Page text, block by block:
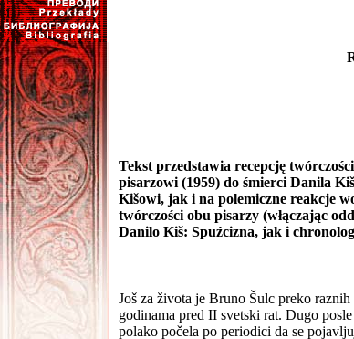
Tekst przedstawia recepcję
pisarzowi (1959) do śmierci Danila
Kišowi, jak i na polemiczne reakcje
twórczości obu pisarzy (włączając
Danilo Kiš: Spuźcizna, jak i
Još za života je Bruno Šulc preko
godinama pred II svetski rat. Dugo
polako počela po periodici da se